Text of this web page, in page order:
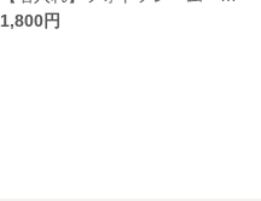
1,800円